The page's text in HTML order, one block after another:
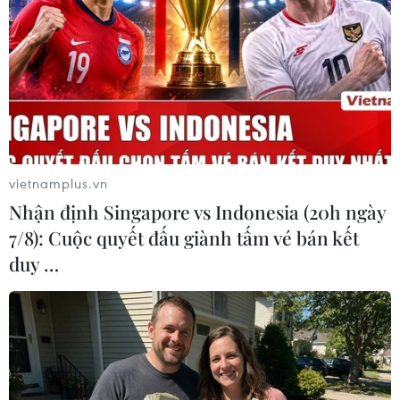
#Đoàn thể thao #Huy chương Vàng
#Trần Đức Phấn
Philippines
Theo dõi VietnamPlus
TIN LIÊN QUAN
vietnamplus.vn
Nhận định Singapore vs Indonesia (20h ngày
7/8): Cuộc quyết đấu giành tấm vé bán kết
duy …